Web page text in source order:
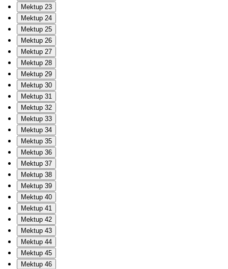
Mektup 23
Mektup 24
Mektup 25
Mektup 26
Mektup 27
Mektup 28
Mektup 29
Mektup 30
Mektup 31
Mektup 32
Mektup 33
Mektup 34
Mektup 35
Mektup 36
Mektup 37
Mektup 38
Mektup 39
Mektup 40
Mektup 41
Mektup 42
Mektup 43
Mektup 44
Mektup 45
Mektup 46